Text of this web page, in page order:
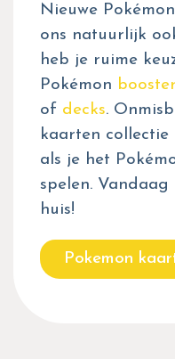
Nieuwe
ons natuurlijk
heb je ruime
Pokémon
of decks.
kaarten
als je het
spelen.
huis!
Pokemon